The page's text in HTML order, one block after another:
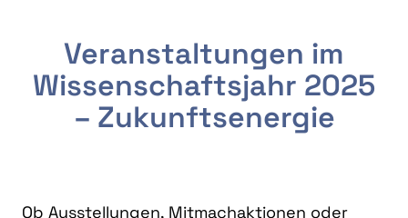
Veranstaltungen im
Wissenschaftsjahr 2025
– Zukunftsenergie
Ob Ausstellungen, Mitmachaktionen oder